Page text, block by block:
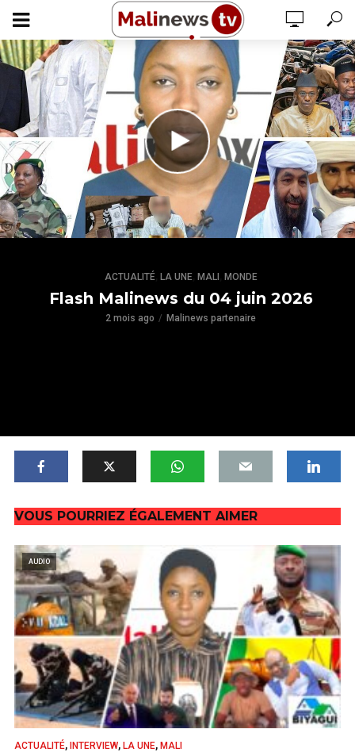
ACTUALITÉ, LA UNE, MALI MONDE
Flash Malinews du 04 juin 2026
2 mois ago Malinews partenaire
VOUS POURRIEZ ÉGALEMENT AIMER
AUDIO
ACTUALITÉ, INTERVIEW, LA UNE, MALI